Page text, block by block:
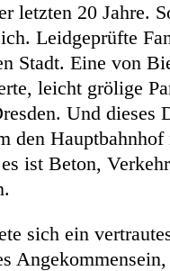
letzten 20 Jahre.
Leidgeprüfte
Stadt. Eine von
leicht grölige
Und dieses
den Hauptbahnhof
ist Beton,
sich ein